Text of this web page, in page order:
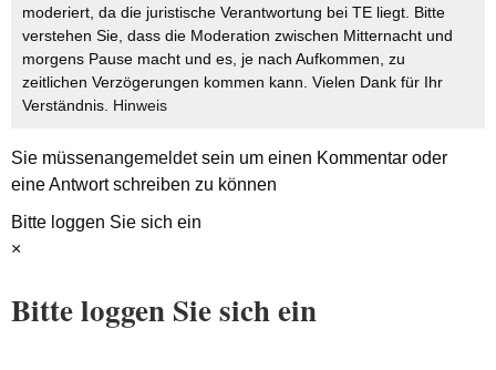
moderiert, da die juristische Verantwortung bei TE liegt. Bitte
verstehen Sie, dass die Moderation zwischen Mitternacht und
morgens Pause macht und es, je nach Aufkommen, zu
zeitlichen Verzögerungen kommen kann. Vielen Dank für Ihr
Verständnis. Hinweis
Sie müssenangemeldetsein um einen Kommentar oder
eine Antwort schreiben zu können
Bitte loggen Sie sich ein
×
Bitte loggen Sie sich ein